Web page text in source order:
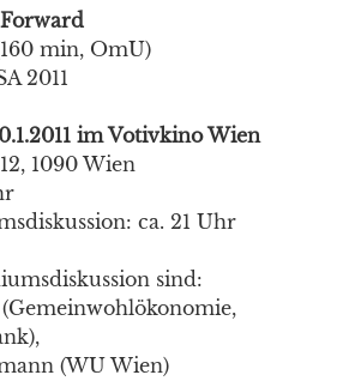
min, OmU)
2011
im Votivkino Wien
1090 Wien
ca. 21 Uhr
sind:
(WU Wien)